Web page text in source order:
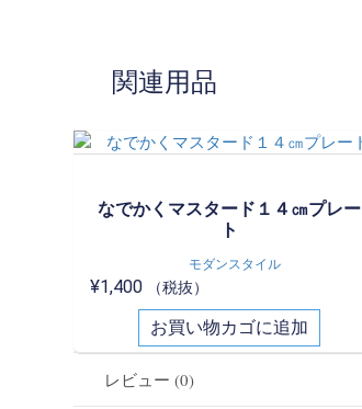
関連用品
なでかくマスタード１４㎝プレー
ト
モダンスタイル
¥1,400 （税抜）
お買い物カゴに追加
レビュー (0)